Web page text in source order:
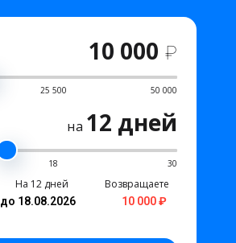
10 000 ₽
25 500 50 000
на 12 дней
18 30
На 12 дней
до 18.08.2026
Возвращаете
10 000 ₽